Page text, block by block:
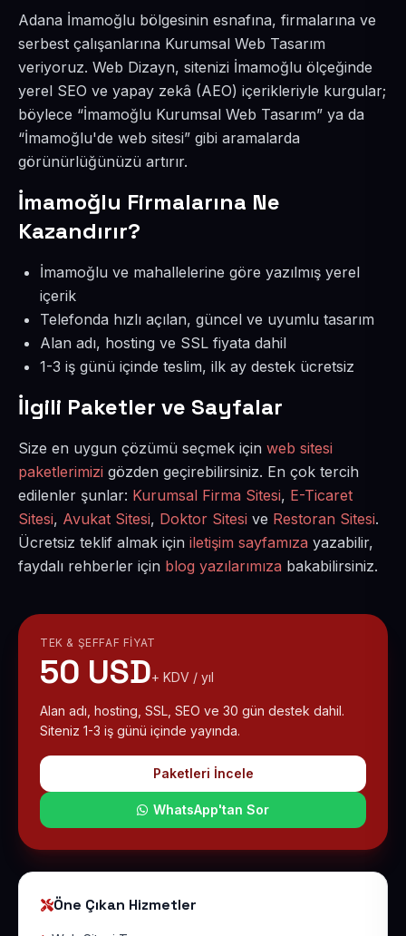
Adana İmamoğlu bölgesinin esnafına, firmalarına ve
serbest çalışanlarına Kurumsal Web Tasarım
veriyoruz. Web Dizayn, sitenizi İmamoğlu ölçeğinde
yerel SEO ve yapay zekâ (AEO) içerikleriyle kurgular;
böylece “İmamoğlu Kurumsal Web Tasarım” ya da
“İmamoğlu'de web sitesi” gibi aramalarda
görünürlüğünüzü artırır.
İmamoğlu Firmalarına Ne
Kazandırır?
İmamoğlu ve mahallelerine göre yazılmış yerel
içerik
Telefonda hızlı açılan, güncel ve uyumlu tasarım
Alan adı, hosting ve SSL fiyata dahil
1-3 iş günü içinde teslim, ilk ay destek ücretsiz
İlgili Paketler ve Sayfalar
Size en uygun çözümü seçmek için web sitesi
paketlerimizi gözden geçirebilirsiniz. En çok tercih
edilenler şunlar: Kurumsal Firma Sitesi, E-Ticaret
Sitesi, Avukat Sitesi, Doktor Sitesi ve Restoran Sitesi.
Ücretsiz teklif almak için iletişim sayfamıza yazabilir,
faydalı rehberler için blog yazılarımıza bakabilirsiniz.
TEK & ŞEFFAF FIYAT
50 USD+ KDV / yıl
Alan adı, hosting, SSL, SEO ve 30 gün destek dahil.
Siteniz 1-3 iş günü içinde yayında.
Paketleri İncele
WhatsApp'tan Sor
Öne Çıkan Hizmetler